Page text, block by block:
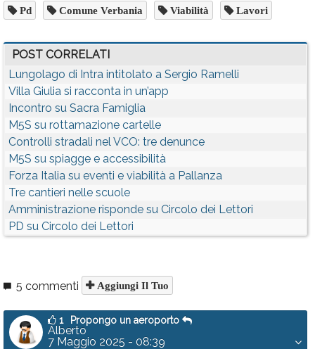
Pd Comune Verbania Viabilità Lavori
POST CORRELATI
Lungolago di Intra intitolato a Sergio Ramelli
Villa Giulia si racconta in un’app
Incontro su Sacra Famiglia
M5S su rottamazione cartelle
Controlli stradali nel VCO: tre denunce
M5S su spiagge e accessibilità
Forza Italia su eventi e viabilità a Pallanza
Tre cantieri nelle scuole
Amministrazione risponde su Circolo dei Lettori
PD su Circolo dei Lettori
5 commenti Aggiungi Il Tuo
1 Propongo un aeroporto
Alberto
7 Maggio 2025 - 08:39